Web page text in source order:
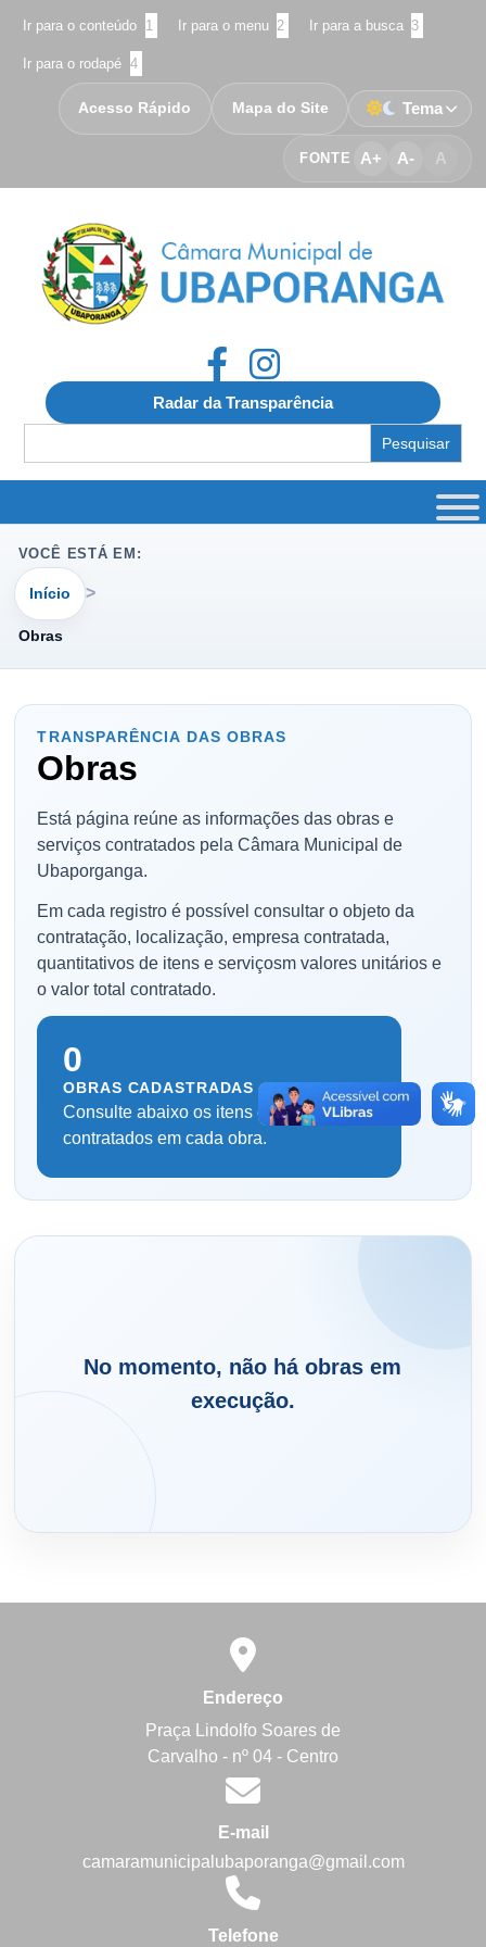
Ir para o conteúdo 1 Ir para o menu 2 Ir para a busca 3
Ir para o rodapé 4
FONTE A+ A- A
Acesso Rápido Mapa do Site Tema
Radar da Transparência
for:
VOCÊ ESTÁ EM:
Início
Obras
TRANSPARÊNCIA DAS OBRAS
Obras
Está página reúne as informações das obras e
serviços contratados pela Câmara Municipal de
Ubaporganga.
Em cada registro é possível consultar o objeto da
contratação, localização, empresa contratada,
quantitativos de itens e serviçosm valores unitários e
o valor total contratado.
0
OBRAS CADASTRADAS
Consulte abaixo os itens e serviços
contratados em cada obra.
No momento, não há obras em
execução.
Endereço
Praça Lindolfo Soares de
Carvalho - nº 04 - Centro
E-mail
camaramunicipalubaporanga@gmail.com
Telefone